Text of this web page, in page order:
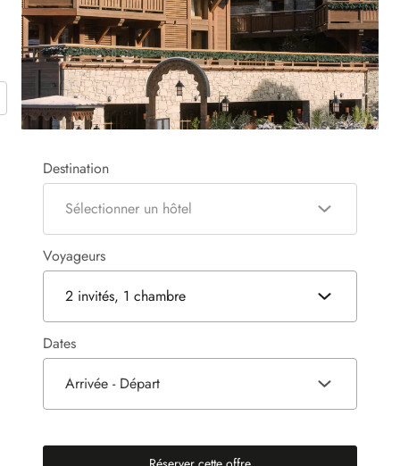
Destination
Sélectionner un hôtel
Voyageurs
2 invités, 1 chambre
Dates
Arrivée - Départ